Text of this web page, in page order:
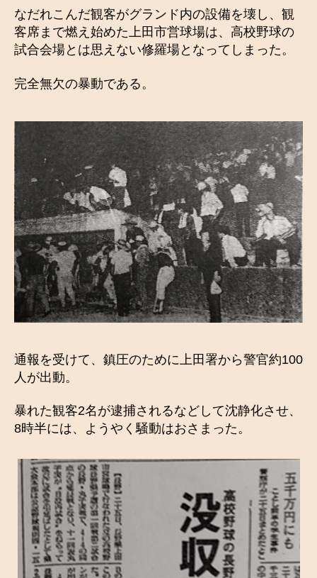
なだれこんだ観客がグランド内の設備を壊し、観
客席まで燃え始めた上田市営球場は、高校野球の
試合会場とは思えない修羅場となってしまった。
完全無欠の暴動である。
通報を受けて、鎮圧のために上田署から警官約100
人が出動。
暴れた観客2名が逮捕されるなどして沈静化させ、
8時半には、ようやく騒動はおさまった。